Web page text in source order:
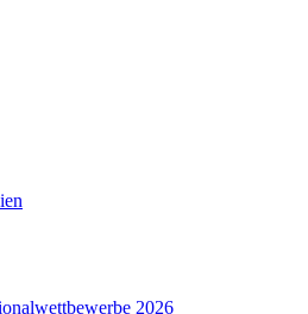
2026